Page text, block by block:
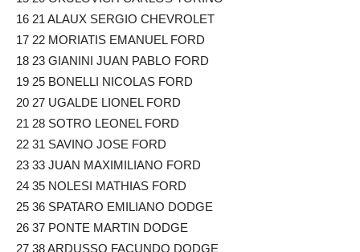
16 21 ALAUX SERGIO CHEVROLET
17 22 MORIATIS EMANUEL FORD
18 23 GIANINI JUAN PABLO FORD
19 25 BONELLI NICOLAS FORD
20 27 UGALDE LIONEL FORD
21 28 SOTRO LEONEL FORD
22 31 SAVINO JOSE FORD
23 33 JUAN MAXIMILIANO FORD
24 35 NOLESI MATHIAS FORD
25 36 SPATARO EMILIANO DODGE
26 37 PONTE MARTIN DODGE
27 38 ARDUSSO FACUNDO DODGE